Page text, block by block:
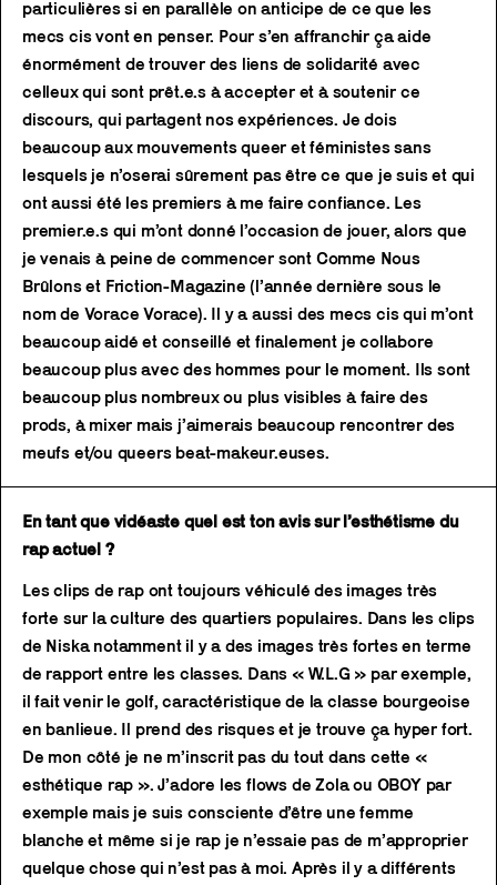
particulières si en parallèle on anticipe de ce que les
mecs cis vont en penser. Pour s’en affranchir ça aide
énormément de trouver des liens de solidarité avec
celleux qui sont prêt.e.s à accepter et à soutenir ce
discours, qui partagent nos expériences. Je dois
beaucoup aux mouvements queer et féministes sans
lesquels je n’oserai sûrement pas être ce que je suis et qui
ont aussi été les premiers à me faire confiance. Les
premier.e.s qui m’ont donné l’occasion de jouer, alors que
je venais à peine de commencer sont Comme Nous
Brûlons et Friction-Magazine (l’année dernière sous le
nom de Vorace Vorace). Il y a aussi des mecs cis qui m’ont
beaucoup aidé et conseillé et finalement je collabore
beaucoup plus avec des hommes pour le moment. Ils sont
beaucoup plus nombreux ou plus visibles à faire des
prods, à mixer mais j’aimerais beaucoup rencontrer des
meufs et/ou queers beat-makeur.euses.
En tant que vidéaste quel est ton avis sur l’esthétisme du
rap actuel ?
Les clips de rap ont toujours véhiculé des images très
forte sur la culture des quartiers populaires. Dans les clips
de Niska notamment il y a des images très fortes en terme
de rapport entre les classes. Dans « W.L.G » par exemple,
il fait venir le golf, caractéristique de la classe bourgeoise
en banlieue. Il prend des risques et je trouve ça hyper fort.
De mon côté je ne m’inscrit pas du tout dans cette «
esthétique rap ». J’adore les flows de Zola ou OBOY par
exemple mais je suis consciente d’être une femme
blanche et même si je rap je n’essaie pas de m’approprier
quelque chose qui n’est pas à moi. Après il y a différents